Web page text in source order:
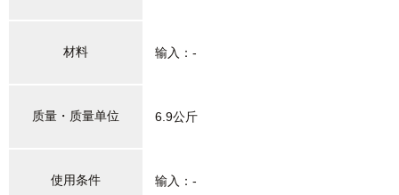
材料 输入：-
质量・质量单位 6.9公斤
使用条件 输入：-